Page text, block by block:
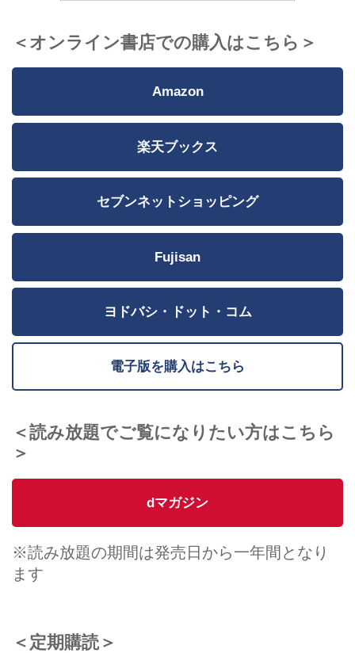
＜オンライン書店での購入はこちら＞
Amazon
楽天ブックス
セブンネットショッピング
Fujisan
ヨドバシ・ドット・コム
電子版を購入はこちら
＜読み放題でご覧になりたい方はこちら
＞
dマガジン
※読み放題の期間は発売日から一年間となり
ます
＜定期購読＞